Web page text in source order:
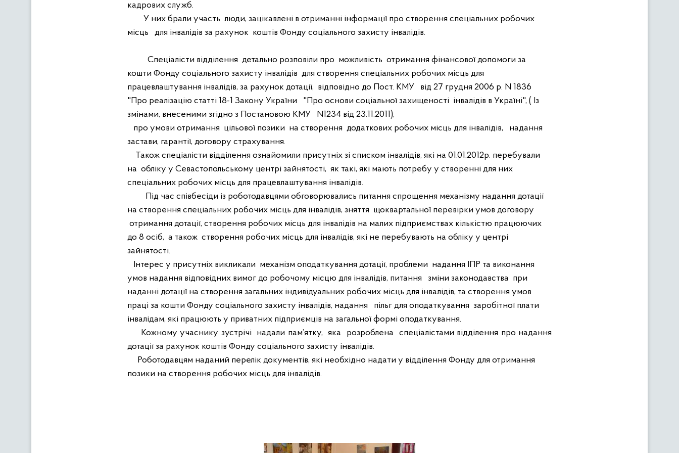
кадрових служб.
У них брали участь люди, зацікавлені в отриманні інформації про створення спеціальних робочих
місць
для інвалідів за рахунок коштів Фонду соціального захисту інвалідів.
Спеціалісти відділення детально розповіли про можливість отримання фінансової допомоги за
кошти Фонду соціального захисту інвалідів для створення спеціальних робочих місць для
працевлаштування інвалідів, за рахунок дотації, відповідно до Пост. КМУ
від 27 грудня 2006 р. N 1836
"Про реалізацію статті 18-1 Закону України
"Про основи соціальної захищеності інвалідів в Україні", ( Із
змінами, внесеними згідно з Постановою КМУ
N1234 від 23.11.2011),
про умови отримання цільової позики на створення додаткових робочих місць для інвалідів,
надання
застави, гарантії, договору страхування.
Також спеціалісти відділення ознайомили присутніх зі списком інвалідів, які на 01.01.2012р. перебували
на обліку у Севастопольському центрі зайнятості, як такі, які мають потребу у створенні для них
спеціальних робочих місць для працевлаштування інвалідів.
Під час співбесіди із роботодавцями обговорювались питання спрощення механізму надання дотації
на створення спеціальних робочих місць для інвалідів, зняття щоквартальної перевірки умов договору
отримання дотації, створення робочих місць для інвалідів на малих підприємствах кількістю працюючих
до 8 осіб, а також створення робочих місць для інвалідів, які не перебувають на обліку у центрі
зайнятості.
Інтерес у присутніх викликали механізм оподаткування дотації, проблеми надання ІПР та виконання
умов надання відповідних вимог до робочому місцю для інвалідів, питання
зміни законодавства при
наданні дотації на створення загальних індивідуальних робочих місць для інвалідів, та створення умов
праці за кошти Фонду соціального захисту інвалідів, надання
пільг для оподаткування заробітної плати
інвалідам, які працюють у приватних підприємців на загальної формі оподаткування.
Кожному учаснику зустрічі
надали пам’ятку, яка розроблена
спеціалістами відділення про надання
дотації за рахунок коштів Фонду соціального захисту інвалідів.
Роботодавцям наданий перелік документів, які необхідно надати у відділення Фонду для отримання
позики на створення робочих місць для інвалідів.